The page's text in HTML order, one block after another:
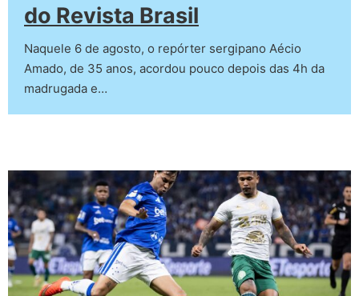
do Revista Brasil
Naquele 6 de agosto, o repórter sergipano Aécio
Amado, de 35 anos, acordou pouco depois das 4h da
madrugada e…